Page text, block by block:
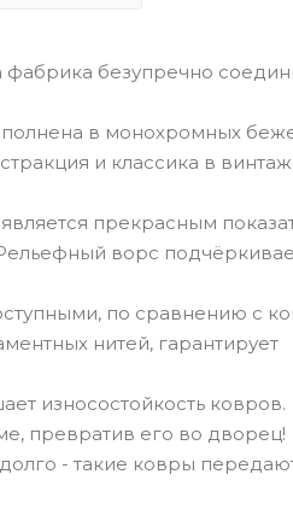
безупречно
в монохромных
и классика в
прекрасным
ворс
по сравнению с
нитей, гарантирует
износостойкость ковров.
превратив его во дворец!
- такие ковры